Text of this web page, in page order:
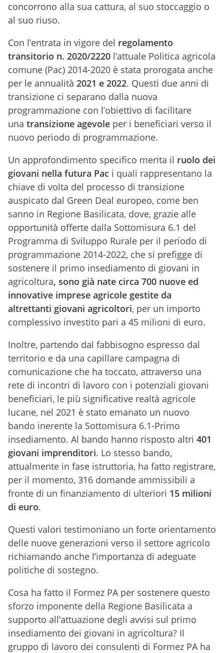
concorrono alla sua cattura, al suo stoccaggio o
al suo riuso.
Con l’entrata in vigore del regolamento
transitorio n. 2020/2220 l’attuale Politica agricola
comune (Pac) 2014-2020 è stata prorogata anche
per le annualità 2021 e 2022. Questi due anni di
transizione ci separano dalla nuova
programmazione con l’obiettivo di facilitare
una transizione agevole per i beneficiari verso il
nuovo periodo di programmazione.
Un approfondimento specifico merita il ruolo dei
giovani nella futura Pac i quali rappresentano la
chiave di volta del processo di transizione
auspicato dal Green Deal europeo, come ben
sanno in Regione Basilicata, dove, grazie alle
opportunità offerte dalla Sottomisura 6.1 del
Programma di Sviluppo Rurale per il periodo di
programmazione 2014-2022, che si prefigge di
sostenere il primo insediamento di giovani in
agricoltura, sono già nate circa 700 nuove ed
innovative imprese agricole gestite da
altrettanti giovani agricoltori, per un importo
complessivo investito pari a 45 milioni di euro.
Inoltre, partendo dal fabbisogno espresso dal
territorio e da una capillare campagna di
comunicazione che ha toccato, attraverso una
rete di incontri di lavoro con i potenziali giovani
beneficiari, le più significative realtà agricole
lucane, nel 2021 è stato emanato un nuovo
bando inerente la Sottomisura 6.1-Primo
insediamento. Al bando hanno risposto altri 401
giovani imprenditori. Lo stesso bando,
attualmente in fase istruttoria, ha fatto registrare,
per il momento, 316 domande ammissibili a
fronte di un finanziamento di ulteriori 15 milioni
di euro.
Questi valori testimoniano un forte orientamento
delle nuove generazioni verso il settore agricolo
richiamando anche l’importanza di adeguate
politiche di sostegno.
Cosa ha fatto il Formez PA per sostenere questo
sforzo imponente della Regione Basilicata a
supporto all’attuazione degli avvisi sul primo
insediamento dei giovani in agricoltura? Il
gruppo di lavoro dei consulenti di Formez PA ha